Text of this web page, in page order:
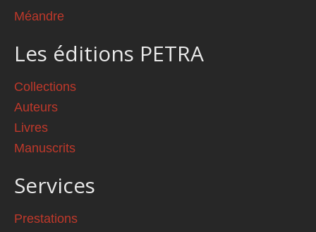
Méandre
Les éditions PETRA
Collections
Auteurs
Livres
Manuscrits
Services
Prestations